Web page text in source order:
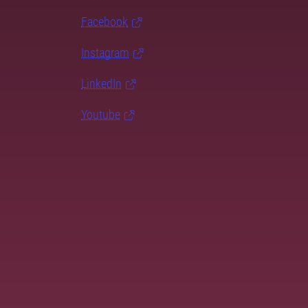
Facebook
Instagram
LinkedIn
Youtube